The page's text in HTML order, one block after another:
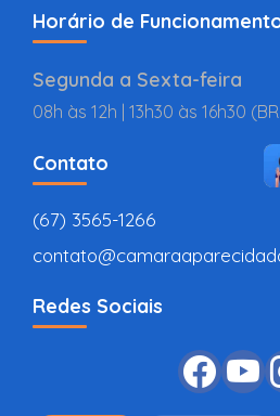
Horário de
Segunda a Sexta-feira
08h às 12h | 13h30 às 16h30 (BR
Contato
(67) 3565-1266
Redes Sociais